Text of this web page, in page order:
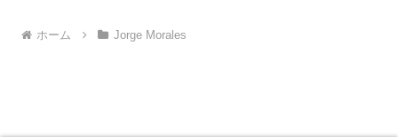
ホーム Jorge Morales